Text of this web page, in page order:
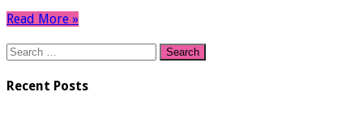
Read More »
Search
Recent Posts